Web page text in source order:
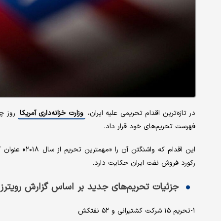
در تازه‌ترین اقدام تحریمی علیه ایران، وزارت خزانه‌داری آمریکا
فهرست تحریم‌های خود قرار داد.
این اقدام که
رکورد فروش نفت ایران حکایت دارد.
جزئیات تحریم‌های جدید بر اساس گزارش رویترز
۱-تحریم ۱۵ شرکت کشتیرانی و ۵۲ نفتکش